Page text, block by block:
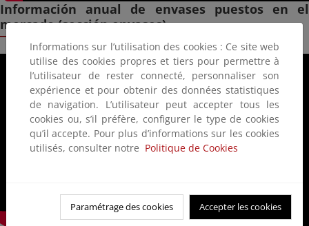
Información anual de envases puestos en el
mercado (sección envases)
Informations sur l’utilisation des cookies : Ce site web
utilise des cookies propres et tiers pour permettre à
l’utilisateur de rester connecté, personnaliser son
expérience et pour obtenir des données statistiques
de navigation. L’utilisateur peut accepter tous les
cookies ou, s’il préfère, configurer le type de cookies
qu’il accepte. Pour plus d’informations sur les cookies
utilisés, consulter notre Politique de Cookies
Paramétrage des cookies Accepter les cookies